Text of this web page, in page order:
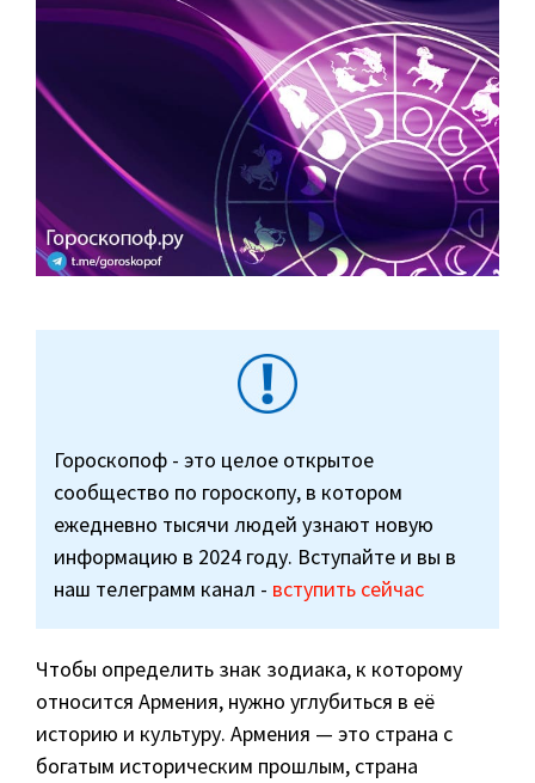
Гороскопоф - это целое открытое
сообщество по гороскопу, в котором
ежедневно тысячи людей узнают новую
информацию в 2024 году. Вступайте и вы в
наш телеграмм канал - вступить сейчас
Чтобы определить знак зодиака, к которому
относится Армения, нужно углубиться в её
историю и культуру. Армения — это страна с
богатым историческим прошлым, страна